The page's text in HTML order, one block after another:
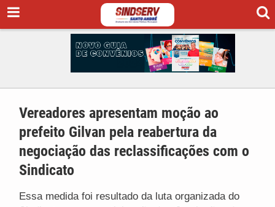
Vereadores apresentam moção ao
prefeito Gilvan pela reabertura da
negociação das reclassificações com o
Sindicato
Essa medida foi resultado da luta organizada do